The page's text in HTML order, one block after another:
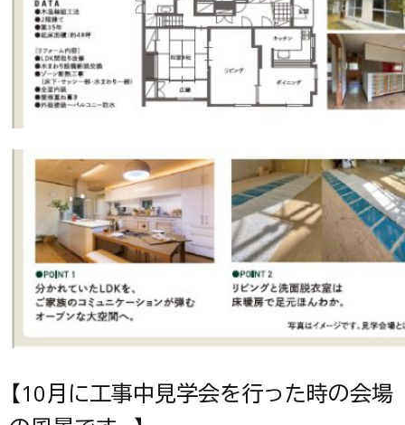
【10月に工事中見学会を行った時の会場